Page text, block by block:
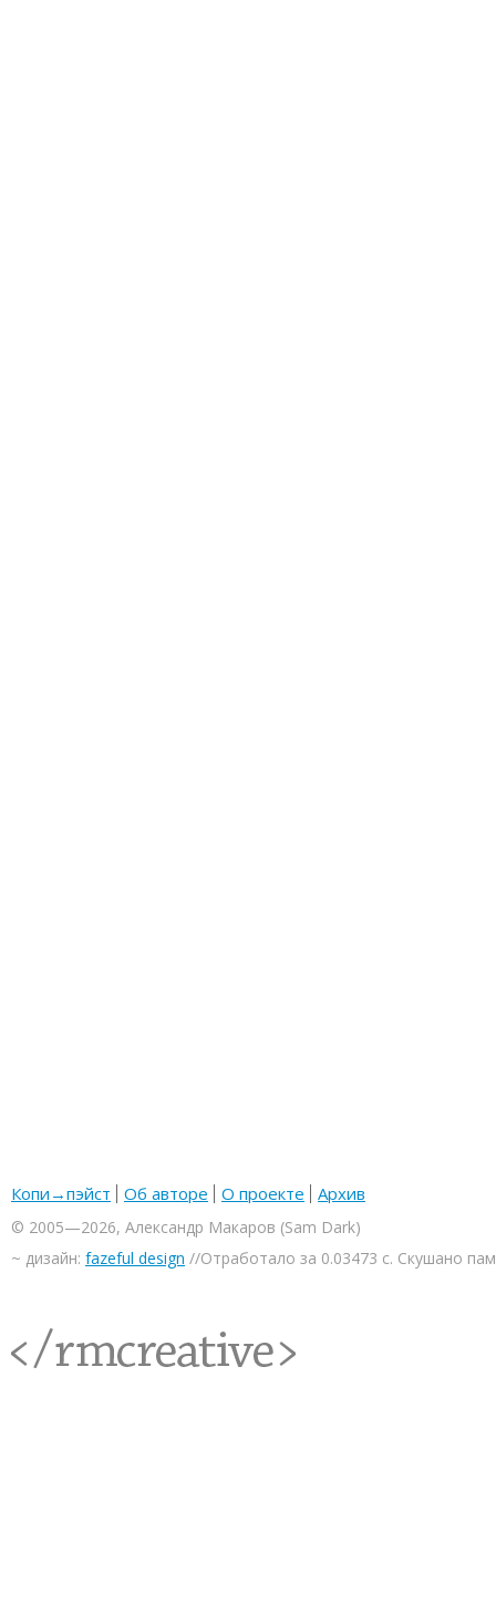
Копи→пэйст Об авторе О проекте Архив
© 2005—2026, Александр Макаров (Sam Dark)
~ дизайн: fazeful design //Отработало за 0.03473 с. Скушано
<rmcreative/>